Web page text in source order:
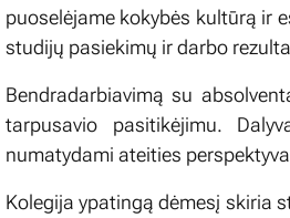
puoselėjame kokybės kultūrą ir
studijų pasiekimų ir darbo
Bendradarbiavimą su
tarpusavio pasitikėjimu.
numatydami ateities
Kolegija ypatingą dėmesį skiria